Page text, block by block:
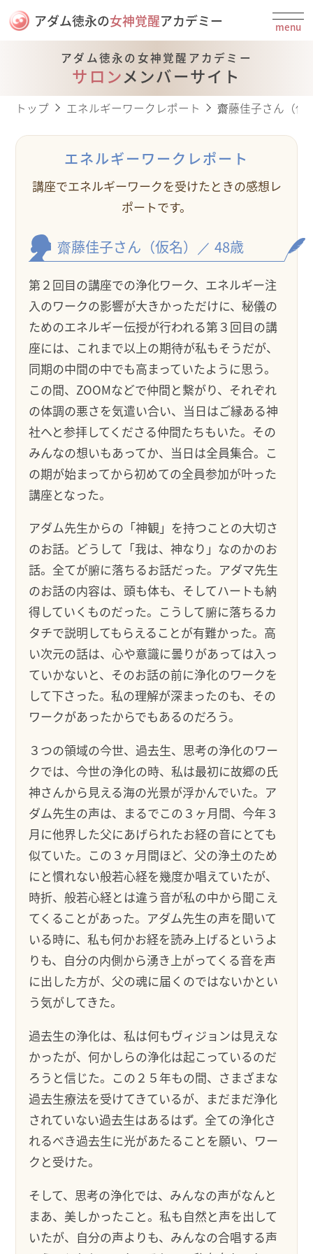
アダム徳永の女神覚醒アカデミー menu
アダム徳永の女神覚醒アカデミー
サロンメンバーサイト
トップ エネルギーワークレポート 齋藤佳子さん（仮
エネルギーワークレポート
講座でエネルギーワークを受けたときの感想レ
ポートです。
齋藤佳子さん（仮名） ／ 48歳
第２回目の講座での浄化ワーク、エネルギー注
入のワークの影響が大きかっただけに、秘儀の
ためのエネルギー伝授が行われる第３回目の講
座には、これまで以上の期待が私もそうだが、
同期の中間の中でも高まっていたように思う。
この間、ZOOMなどで仲間と繋がり、それぞれ
の体調の悪さを気遣い合い、当日はご縁ある神
社へと参拝してくださる仲間たちもいた。その
みんなの想いもあってか、当日は全員集合。こ
の期が始まってから初めての全員参加が叶った
講座となった。
アダム先生からの「神観」を持つことの大切さ
のお話。どうして「我は、神なり」なのかのお
話。全てが腑に落ちるお話だった。アダマ先生
のお話の内容は、頭も体も、そしてハートも納
得していくものだった。こうして腑に落ちるカ
タチで説明してもらえることが有難かった。高
い次元の話は、心や意識に曇りがあっては入っ
ていかないと、そのお話の前に浄化のワークを
して下さった。私の理解が深まったのも、その
ワークがあったからでもあるのだろう。
３つの領域の今世、過去生、思考の浄化のワー
クでは、今世の浄化の時、私は最初に故郷の氏
神さんから見える海の光景が浮かんでいた。ア
ダム先生の声は、まるでこの３ヶ月間、今年３
月に他界した父にあげられたお経の音にとても
似ていた。この３ヶ月間ほど、父の浄土のため
にと慣れない般若心経を幾度か唱えていたが、
時折、般若心経とは違う音が私の中から聞こえ
てくることがあった。アダム先生の声を聞いて
いる時に、私も何かお経を読み上げるというよ
りも、自分の内側から湧き上がってくる音を声
に出した方が、父の魂に届くのではないかとい
う気がしてきた。
過去生の浄化は、私は何もヴィジョンは見えな
かったが、何かしらの浄化は起こっているのだ
ろうと信じた。この２５年もの間、さまざまな
過去生療法を受けてきているが、まだまだ浄化
されていない過去生はあるはず。全ての浄化さ
れるべき過去生に光があたることを願い、ワー
クと受けた。
そして、思考の浄化では、みんなの声がなんと
まあ、美しかったこと。私も自然と声を出して
いたが、自分の声よりも、みんなの合唱する声